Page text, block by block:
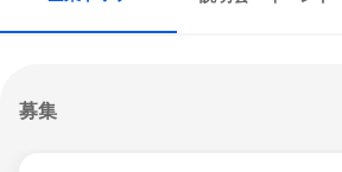
募集